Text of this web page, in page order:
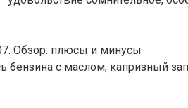
Обзор: плюсы и минусы
бензина с маслом, капризный